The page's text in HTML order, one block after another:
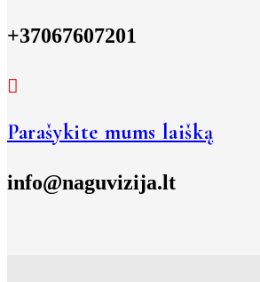
+37067607201
Parašykite mums laišką
info@naguvizija.lt